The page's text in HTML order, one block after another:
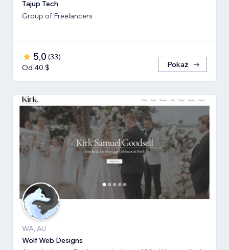
Tajup Tech
Group of Freelancers
5,0 (33)
Od 40 $
Pokaż
WA, AU
Wolf Web Designs